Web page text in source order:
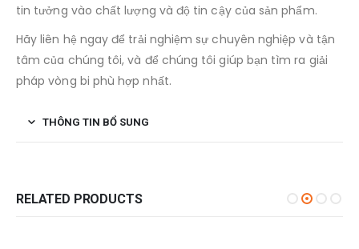
tin tưởng vào chất lượng và độ tin cậy của sản phẩm.
Hãy liên hệ ngay để trải nghiệm sự chuyên nghiệp và tận
tâm của chúng tôi, và để chúng tôi giúp bạn tìm ra giải
pháp vòng bi phù hợp nhất.
THÔNG TIN BỔ SUNG
RELATED PRODUCTS